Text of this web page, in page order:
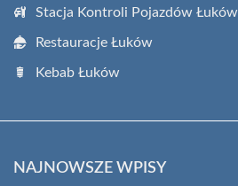
Stacja Kontroli Pojazdów Łuków
Restauracje Łuków
Kebab Łuków
NAJNOWSZE WPISY